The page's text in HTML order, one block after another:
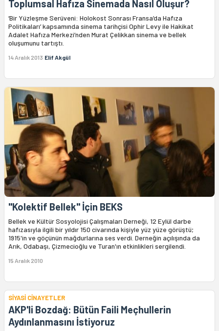
Toplumsal Hafıza Sinemada Nasıl Oluşur?
‘Bir Yüzleşme Serüveni: Holokost Sonrası Fransa’da Hafıza
Politikaları’ kapsamında sinema tarihçisi Ophir Levy ile Hakikat
Adalet Hafıza Merkezi’nden Murat Çelikkan sinema ve bellek
oluşumunu tartıştı.
14 Aralık 2013 Elif Akgül
"Kolektif Bellek" İçin BEKS
Bellek ve Kültür Sosyolojisi Çalışmaları Derneği, 12 Eylül darbe
hafızasıyla ilgili bir yıldır 150 civarında kişiyle yüz yüze görüştü;
1915'in ve göçünün mağdurlarına ses verdi. Derneğin açılışında da
Arık, Odabaşı, Çizmecioğlu ve Turan'ın etkinlikleri sergilendi.
15 Aralık 2010
SİYASİ CİNAYETLER
AKP'li Bozdağ: Bütün Faili Meçhullerin
Aydınlanmasını İstiyoruz